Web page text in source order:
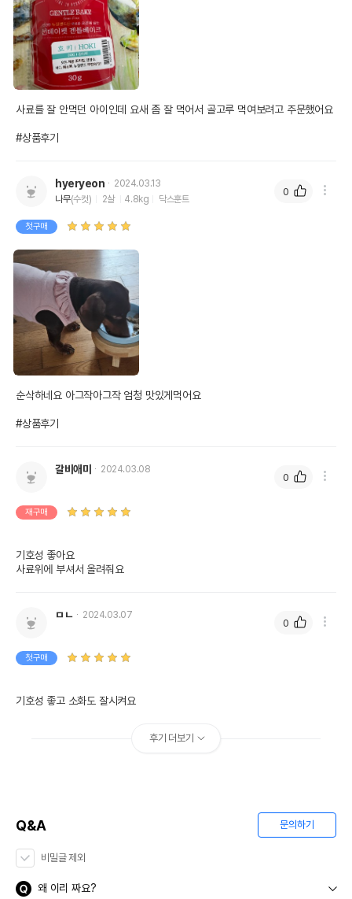
사료를 잘 안먹던 아이인데 요새 좀 잘 먹어서 골고루 먹여보려고 주문했어요
#상품후기
hyeryeon
2024.03.13
나무(수컷) 2살 4.8kg 닥스훈트
첫구매
순삭하네요 아그작아그작 엄청 맛있게먹어요
#상품후기
0
갈비애미 2024.03.08
재구매
기호성 좋아요
사료위에 부셔서 올려줘요
0
ㅁㄴ 2024.03.07
첫구매
기호성 좋고 소화도 잘시켜요
0
후기 더보기
Q&A 문의하기
비밀글 제외
왜 이리 짜요?